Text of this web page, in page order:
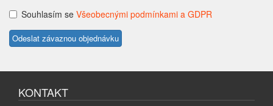
Souhlasím se Všeobecnými podmínkami a GDPR
KONTAKT